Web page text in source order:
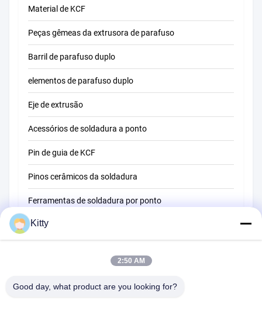
Material de KCF
Peças gêmeas da extrusora de parafuso
Barril de parafuso duplo
elementos de parafuso duplo
Eje de extrusão
Acessórios de soldadura a ponto
Pin de guia de KCF
Pinos cerâmicos da soldadura
Ferramentas de soldadura por ponto
Máquina de soldadura do ponto da resistência
Kitty
2:50 AM
Good day, what product are you looking for?